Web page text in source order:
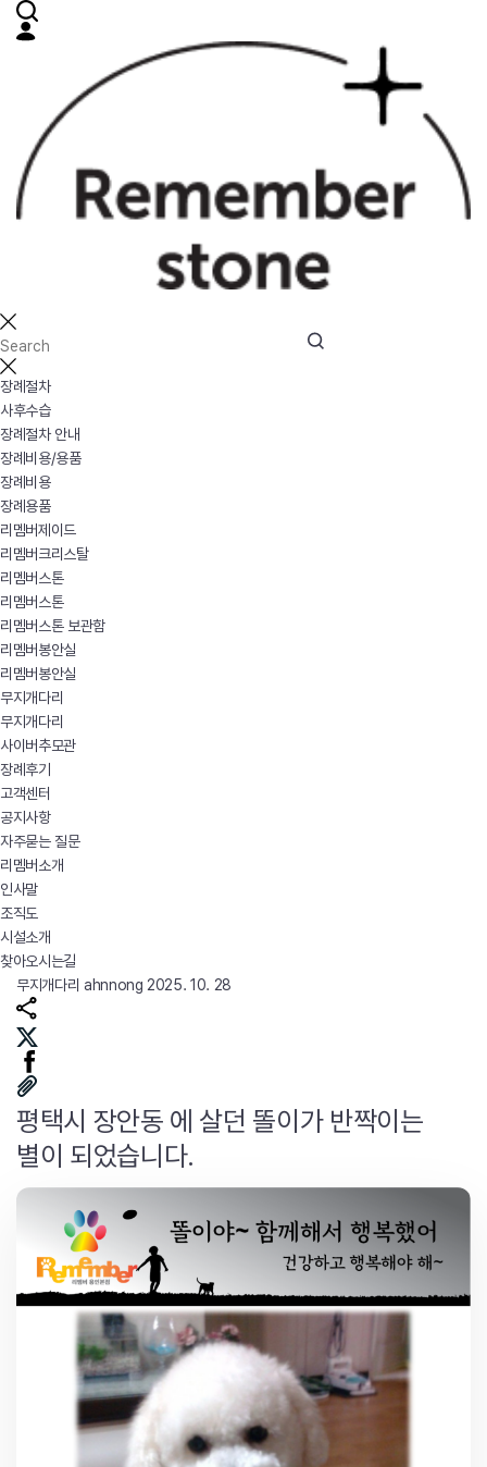
장례절차
사후수습
장례절차 안내
장례비용/용품
장례비용
장례용품
리멤버제이드
리멤버크리스탈
리멤버스톤
리멤버스톤
리멤버스톤 보관함
리멤버봉안실
리멤버봉안실
무지개다리
무지개다리
사이버추모관
장례후기
고객센터
공지사항
자주묻는 질문
리멤버소개
인사말
조직도
시설소개
찾아오시는길
무지개다리 ahnnong 2025. 10. 28
평택시 장안동 에 살던 똘이가 반짝이는
별이 되었습니다.